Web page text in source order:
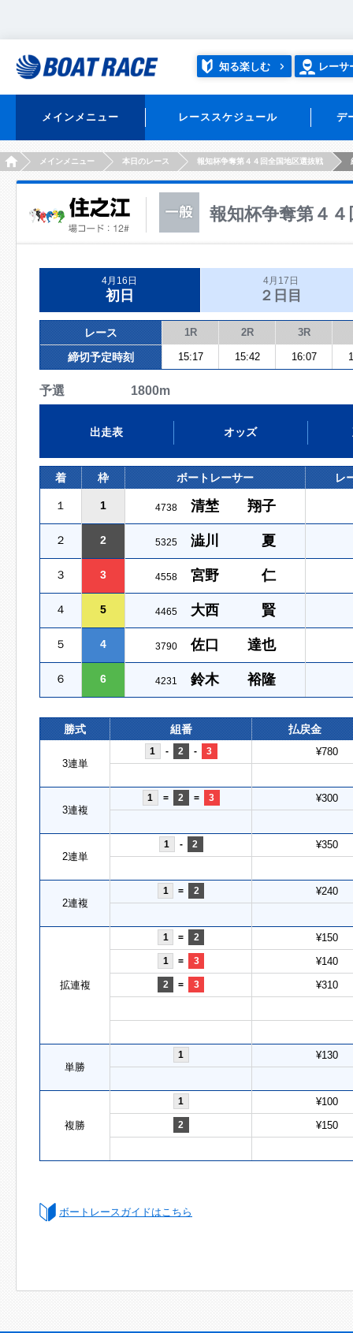
知る楽しむ レーサ
メインメニュー レーススケジュール デ
HOMEメインメニュー 本日のレース 報知杯争奪第４４回全国地区選抜戦
報知杯争奪第４
4月16日
初日
4月17日
２日目
レース 1R 2R 3R
締切予定時刻 15:17 15:42 16:07
予選 1800m
出走表 オッズ
着 枠 ボートレーサー レ
１ 1 4738 清埜 翔子
２ 2 5325 澁川 夏
３ 3 4558 宮野 仁
４ 5 4465 大西 賢
５ 4 3790 佐口 達也
６ 6 4231 鈴木 裕隆
勝式 組番 払戻金
3連単
1 - 2 - 3 ¥780
3連複
1 = 2 = 3 ¥300
2連単
1 - 2 ¥350
2連複
1 = 2 ¥240
拡連複
1 = 2 ¥150
1 = 3 ¥140
2 = 3 ¥310
単勝
1 ¥130
複勝
1 ¥100
2 ¥150
ボートレースガイドはこちら